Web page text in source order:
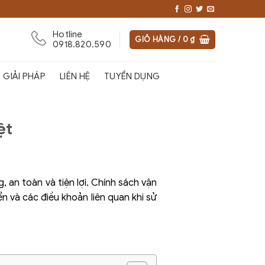
Hotline
0918.820.590
GIỎ HÀNG / 0 ₫
GIẢI PHÁP LIÊN HỆ TUYỂN DỤNG
an toàn và tiện lợi. Chính sách vận
và các điều khoản liên quan khi sử